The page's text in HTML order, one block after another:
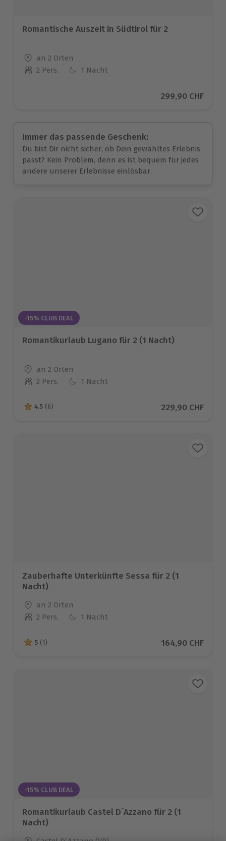
Romantische Auszeit in Südtirol für 2
Standort
an 2 Orten
Anzahl der Teilnehmer
2 Pers. 1 Nacht
Aktueller Preis
299,90 CHF
Immer das passende Geschenk:
Du bist Dir nicht sicher, ob Dein gewähltes Erlebnis
passt? Kein Problem, denn es ist bequem für jedes
andere unserer Erlebnisse einlösbar.
-15% CLUB DEAL
Romantikurlaub Lugano für 2 (1 Nacht)
Standort
an 2 Orten
Anzahl der Teilnehmer
2 Pers. 1 Nacht
4.5 von 5 Sternen basierend auf 6 Bewertungen
4.5 (6) Aktueller Preis
229,90 CHF
Zauberhafte Unterkünfte Sessa für 2 (1
Nacht)
Standort
an 2 Orten
Anzahl der Teilnehmer
2 Pers. 1 Nacht
5 von 5 Sternen basierend auf 1 Bewertungen
5 (1) Aktueller Preis
164,90 CHF
-15% CLUB DEAL
Romantikurlaub Castel D´Azzano für 2 (1
Nacht)